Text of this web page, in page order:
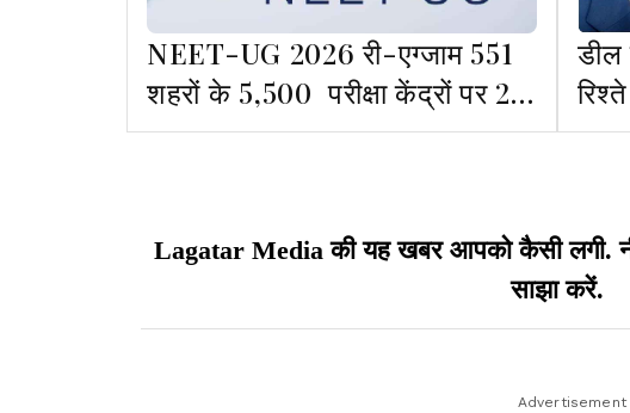
NEET-UG 2026 री-एग्जाम 551
शहरों के 5,500 परीक्षा केंद्रों पर 21
जून को,आज दिन भर मॉक ड्रिल
डील
फूटी
Lagatar Media की यह खबर आपको कैसी लगी.
साझा करें.
Advertisement